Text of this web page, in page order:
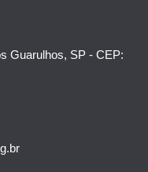
Guarulhos, SP - CEP: